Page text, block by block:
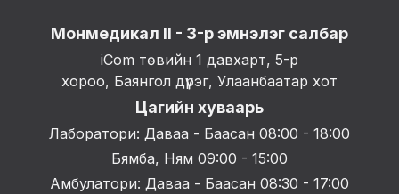
Монмедикал II - 3-р эмнэлэг салбар
iCom төвийн 1 давхарт, 5-р
хороо, Баянгол дүүрэг, Улаанбаатар хот
Цагийн хуваарь
Лаборатори: Даваа - Баасан 08:00 - 18:00
Бямба, Ням 09:00 - 15:00
Амбулатори: Даваа - Баасан 08:30 - 17:00